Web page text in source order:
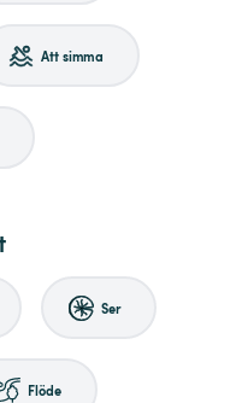
Att simma
Ser
Flöde